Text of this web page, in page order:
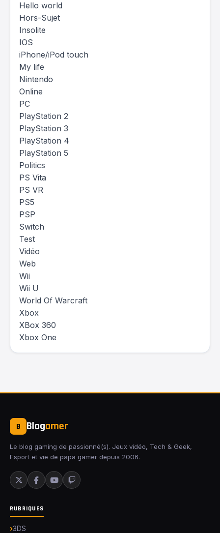
Hello world
Hors-Sujet
Insolite
IOS
iPhone/iPod touch
My life
Nintendo
Online
PC
PlayStation 2
PlayStation 3
PlayStation 4
PlayStation 5
Politics
PS Vita
PS VR
PS5
PSP
Switch
Test
Vidéo
Web
Wii
Wii U
World Of Warcraft
Xbox
XBox 360
Xbox One
B Blogamer
Le blog gaming de passionné(s). Jeux vidéo, Tech & Geek,
Esport et vie de papa gamer depuis 2006.
RUBRIQUES
3DS